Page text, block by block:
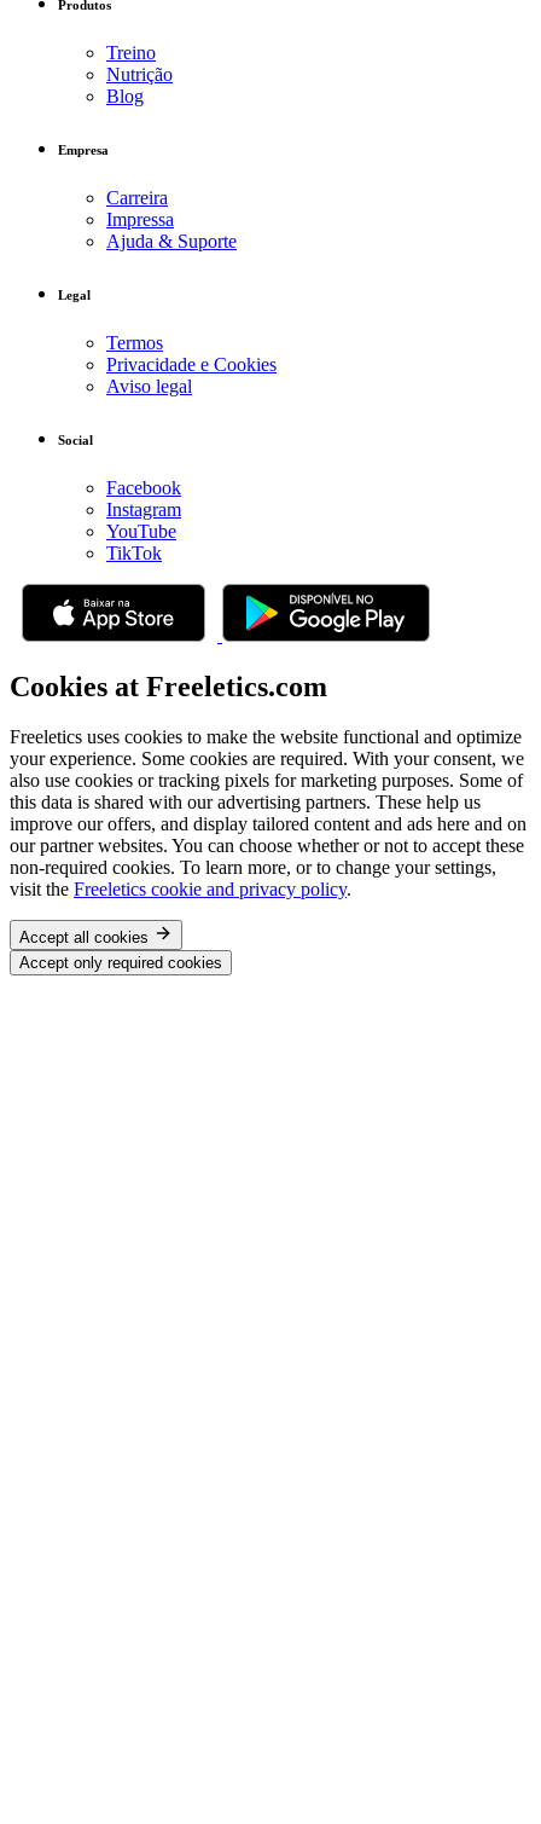
Produtos
Treino
Nutrição
Blog
Empresa
Carreira
Impressa
Ajuda & Suporte
Legal
Termos
Privacidade e Cookies
Aviso legal
Social
Facebook
Instagram
YouTube
TikTok
Cookies at Freeletics.com
Freeletics uses cookies to make the website functional and optimize
your experience. Some cookies are required. With your consent, we
also use cookies or tracking pixels for marketing purposes. Some of
this data is shared with our advertising partners. These help us
improve our offers, and display tailored content and ads here and on
our partner websites. You can choose whether or not to accept these
non-required cookies. To learn more, or to change your settings,
visit the Freeletics cookie and privacy policy.
Accept all cookies
Accept only required cookies